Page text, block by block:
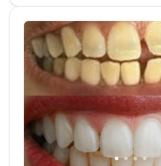
имплантологии, с
случаи.
Обучен
направляемой
планирование и
повышают точность и
Регулярно повышает
посещая конференции и
курсы в Италии и